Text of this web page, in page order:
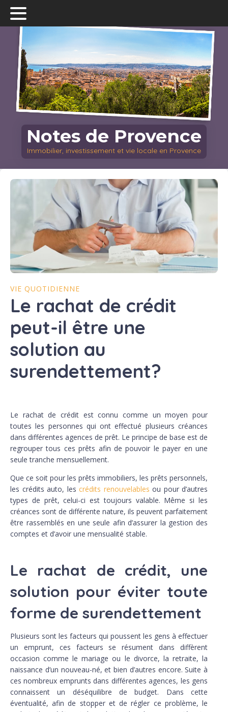
Notes de Provence
Immobilier, investissement et vie locale en Provence
VIE QUOTIDIENNE
Le rachat de crédit
peut-il être une
solution au
surendettement?
Le rachat de crédit est connu comme un moyen pour
toutes les personnes qui ont effectué plusieurs créances
dans différentes agences de prêt. Le principe de base est de
regrouper tous ces prêts afin de pouvoir le payer en une
seule tranche mensuellement.
Que ce soit pour les prêts immobiliers, les prêts personnels,
les crédits auto, les crédits renouvelables ou pour d’autres
types de prêt, celui-ci est toujours valable. Même si les
créances sont de différente nature, ils peuvent parfaitement
être rassemblés en une seule afin d’assurer la gestion des
comptes et d’avoir une mensualité stable.
Le rachat de crédit, une
solution pour éviter toute
forme de surendettement
Plusieurs sont les facteurs qui poussent les gens à effectuer
un emprunt, ces facteurs se résument dans diffèrent
occasion comme le mariage ou le divorce, la retraite, la
naissance d’un nouveau-né, et bien d’autres encore. Suite à
ces nombreux emprunts dans différentes agences, les gens
connaissent un déséquilibre de budget. Dans cette
éventualité, afin de stopper et de régler ce problème, le